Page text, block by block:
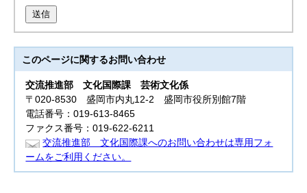
送信
このページに関するお問い合わせ
交流推進部文化国際課 芸術文化係
〒020-8530 盛岡市内丸12-2 盛岡市役所別館7階
電話番号：019-613-8465
ファクス番号：019-622-6211
交流推進部 文化国際課へのお問い合わせは専用フォ
ームをご利用ください。